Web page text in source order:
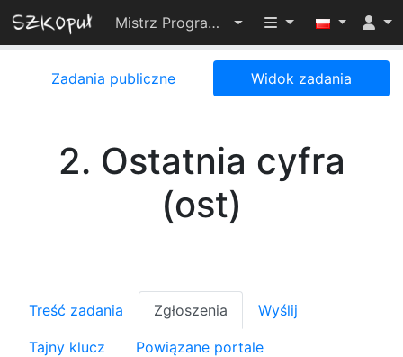
Mistrz Programowania 2024 Przełącz
Zadania publiczne Widok zadania
2. Ostatnia cyfra
(ost)
Treść zadania Zgłoszenia Wyślij
Tajny klucz Powiązane portale